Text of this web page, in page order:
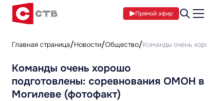
Прямой эфир
Главная страница Новости Общество Команды очень
Команды очень хорошо
подготовлены: соревнования ОМОН в
Могилеве (фотофакт)